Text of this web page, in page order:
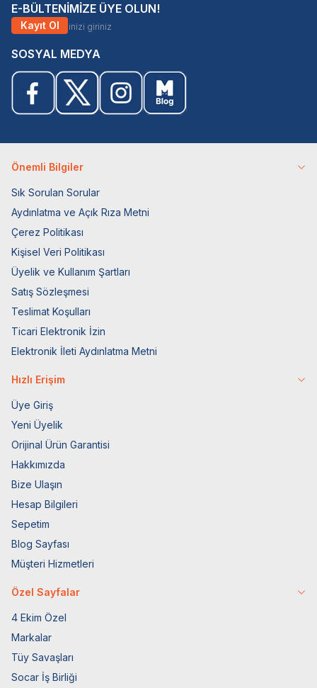
E-BÜLTENİMİZE ÜYE OLUN!
Kayıt Ol
SOSYAL MEDYA
Önemli Bilgiler
Sık Sorulan Sorular
Aydınlatma ve Açık Rıza Metni
Çerez Politikası
Kişisel Veri Politikası
Üyelik ve Kullanım Şartları
Satış Sözleşmesi
Teslimat Koşulları
Ticari Elektronik İzin
Elektronik İleti Aydınlatma Metni
Hızlı Erişim
Üye Giriş
Yeni Üyelik
Orijinal Ürün Garantisi
Hakkımızda
Bize Ulaşın
Hesap Bilgileri
Sepetim
Blog Sayfası
Müşteri Hizmetleri
Özel Sayfalar
4 Ekim Özel
Markalar
Tüy Savaşları
Socar İş Birliği